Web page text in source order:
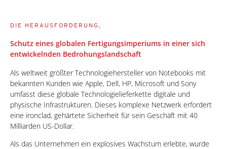
DIE HERAUSFORDERUNG,
Schutz eines globalen Fertigungsimperiums in einer sich
entwickelnden Bedrohungslandschaft
Als weltweit größter Technologiehersteller von Notebooks mit
bekannten Kunden wie Apple, Dell, HP, Microsoft und Sony
umfasst diese globale Technologielieferkette digitale und
physische Infrastrukturen. Dieses komplexe Netzwerk erfordert
eine ironclad, gehärtete Sicherheit für sein Geschäft mit 40
Milliarden US-Dollar.
Als das Unternehmen ein explosives Wachstum erlebte, wurde